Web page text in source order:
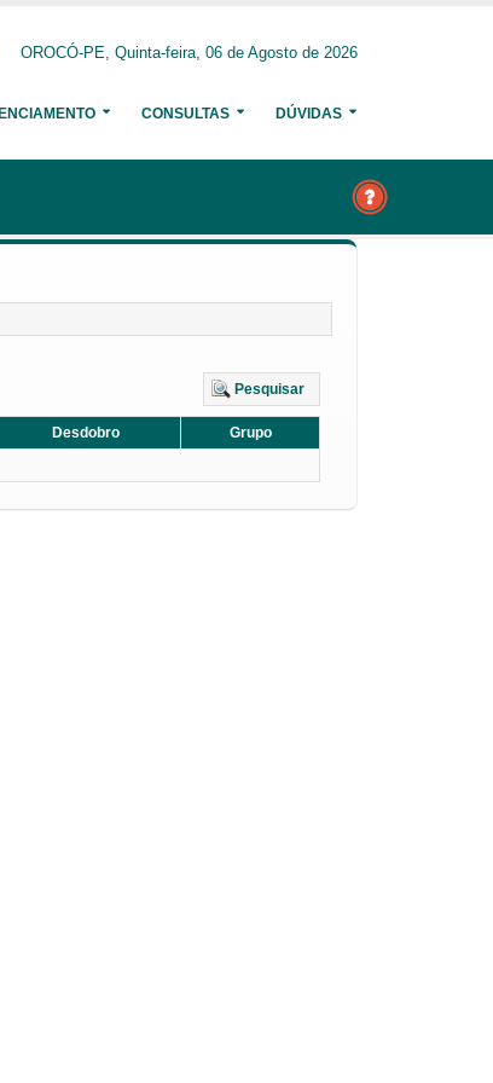
OROCÓ-PE, Quinta-feira, 06 de Agosto de 2026
CONSULTAS DÚVIDAS
Pesquisar
Desdobro
Grupo